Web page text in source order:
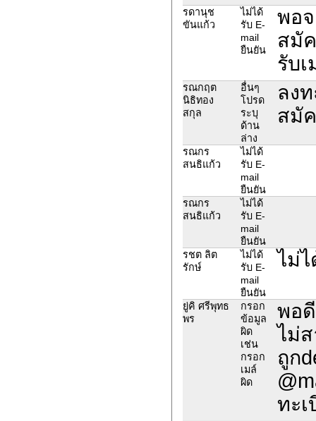
รดานุช
ขันแก้ว
ไม่ได้
รับ E-
mail
ยืนยัน
พอ
สมั
รับ
รณกฤต
นิธิทอง
สกุล
อื่นๆ
โปรด
ระบุ
ด้าน
ล่าง
ลง
สมั
รณกร
สนธิแก้ว
ไม่ได้
รับ E-
mail
ยืนยัน
รณกร
สนธิแก้ว
ไม่ได้
รับ E-
mail
ยืนยัน
รชต ลิต
รักษ์
ไม่ได้
รับ E-
mail
ยืนยัน
ไม่
ยู่คิ ศรีพุทธ
พร
กรอก
ข้อมูล
ผิด
เช่น
กรอก
เมล์
ผิด
พอ
ไม่
ถูก
ทะ